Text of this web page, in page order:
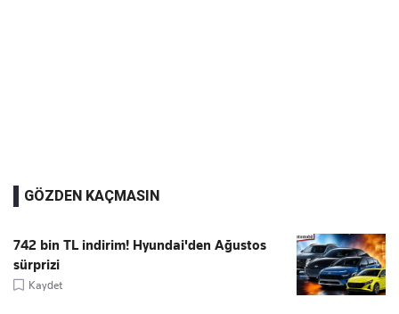
GÖZDEN KAÇMASIN
742 bin TL indirim! Hyundai'den Ağustos
sürprizi
Kaydet